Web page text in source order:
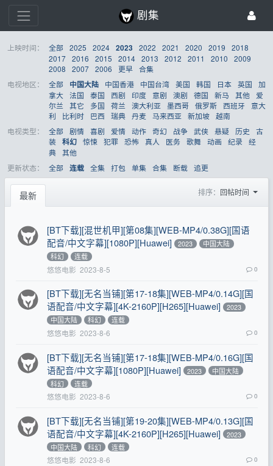
剧集
上映时间： 全部 2025 2024 2023 2022 2021 2020 2019
2018
2017 2016 2015 2014 2013 2012 2011 2010
2009
2008
2007 2006 更早 合集
电视地区：
全部 中国大陆 中国香港 中国台湾 美国 韩国 日本 英国
加
拿大 法国 泰国 西剧 印度 意剧 澳剧 德国 新马 其他
爱
尔兰
其它 多国 荷兰 澳大利亚 墨西哥 俄罗斯 西班牙
意大
利
比利时 巴西 瑞典 丹麦 马来西亚 新加坡 越南
电视类型：
全部 剧情 喜剧 爱情 动作 奇幻 战争 武侠 悬疑 历史
古
装 科幻 惊悚 犯罪 恐怖 真人 医务 歌舞 动画 纪录 经
典 其他
更新状态：
全部 连载 全集 打包 单集 合集 断载 追更
最新 排序： 回帖时间
[BT下载][混世机甲][第08集][WEB-MP4/0.38G][国语
配音/中文字幕][1080P][Huawei]
2023
中国大陆
科幻
连载
悠悠电影 2023-8-5 0
[BT下载][无名当铺][第17-18集][WEB-MP4/0.14G][国
语配音/中文字幕][4K-2160P][H265][Huawei]
2023
中国大陆
科幻 连载
悠悠电影 2023-8-6 0
[BT下载][无名当铺][第17-18集][WEB-MP4/0.16G][国
语配音/中文字幕][1080P][Huawei]
2023
中国大陆
科幻
连载
悠悠电影 2023-8-6 0
[BT下载][无名当铺][第19-20集][WEB-MP4/0.13G][国
语配音/中文字幕][4K-2160P][H265][Huawei]
2023
中国大陆
科幻 连载
悠悠电影 2023-8-6 0